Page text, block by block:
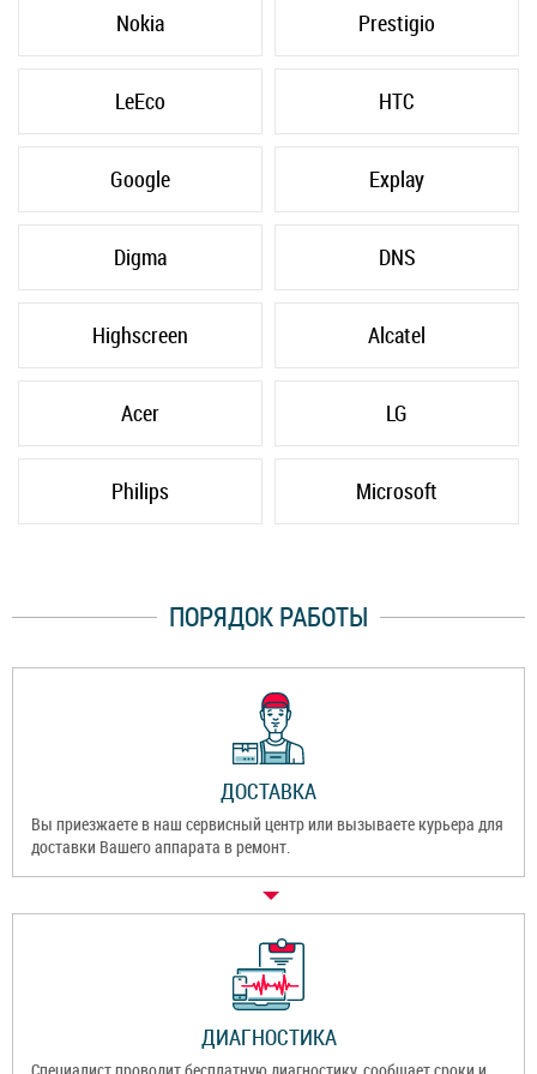
Nokia Prestigio
LeEco HTC
Google Explay
Digma DNS
Highscreen Alcatel
Acer LG
Philips Microsoft
ПОРЯДОК РАБОТЫ
ДОСТАВКА
Вы приезжаете в наш сервисный центр или вызываете курьера для
доставки Вашего аппарата в ремонт.
ДИАГНОСТИКА